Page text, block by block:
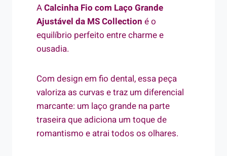
ACalcinha Fio com Laço Grande
Ajustável da MS Collection é o
equilíbrio perfeito entre charme e
ousadia.
Com design em fio dental, essa peça
valoriza as curvas e traz um diferencial
marcante: um laço grande na parte
traseira que adiciona um toque de
romantismo e atrai todos os olhares.